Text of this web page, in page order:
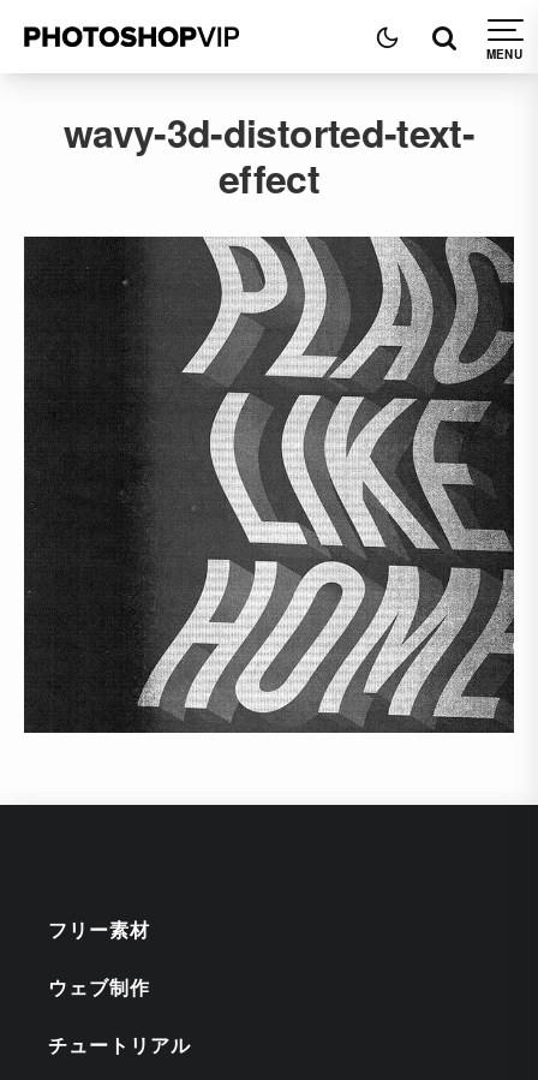
wavy-3d-distorted-text-
effect
フリー素材
ウェブ制作
チュートリアル